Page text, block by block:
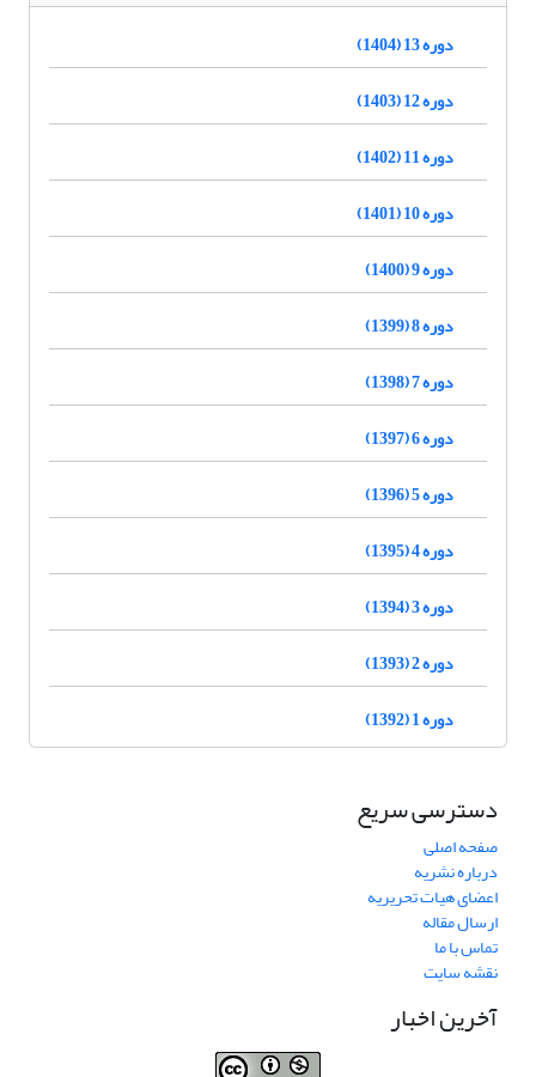
دوره 13 (1404)
دوره 12 (1403)
دوره 11 (1402)
دوره 10 (1401)
دوره 9 (1400)
دوره 8 (1399)
دوره 7 (1398)
دوره 6 (1397)
دوره 5 (1396)
دوره 4 (1395)
دوره 3 (1394)
دوره 2 (1393)
دوره 1 (1392)
دسترسی سریع
صفحه اصلی
درباره نشریه
اعضای هیات تحریریه
ارسال مقاله
تماس با ما
نقشه سایت
آخرین اخبار